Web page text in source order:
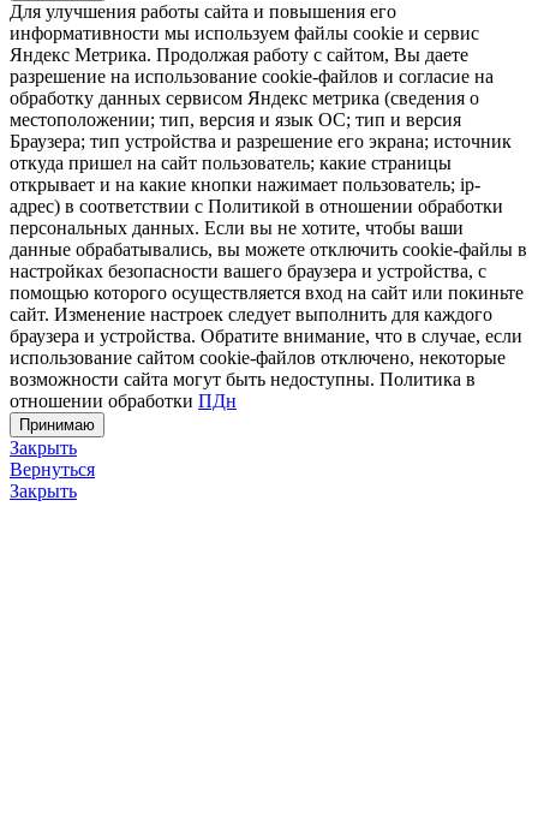
Для улучшения работы сайта и повышения его
информативности мы используем файлы cookie и сервис
Яндекс Метрика. Продолжая работу с сайтом, Вы даете
разрешение на использование cookie-файлов и согласие на
обработку данных сервисом Яндекс метрика (сведения о
местоположении; тип, версия и язык ОС; тип и версия
Браузера; тип устройства и разрешение его экрана; источник
откуда пришел на сайт пользователь; какие страницы
открывает и на какие кнопки нажимает пользователь; ip-
адрес) в соответствии с Политикой в отношении обработки
персональных данных. Если вы не хотите, чтобы ваши
данные обрабатывались, вы можете отключить cookie-файлы в
настройках безопасности вашего браузера и устройства, с
помощью которого осуществляется вход на сайт или покиньте
сайт. Изменение настроек следует выполнить для каждого
браузера и устройства. Обратите внимание, что в случае, если
использование сайтом cookie-файлов отключено, некоторые
возможности сайта могут быть недоступны. Политика в
отношении обработки ПДн
Принимаю
Закрыть
Вернуться
Закрыть